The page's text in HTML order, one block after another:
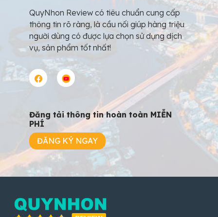
QuyNhon Review có tiêu chuẩn cung cấp
thông tin rõ ràng, là cầu nối giúp hàng triệu
người dùng có được lựa chọn sử dụng dịch
vụ, sản phẩm tốt nhất!
Đăng tải thông tin hoàn toàn MIỄN
PHÍ
ĐĂNG KÝ NGAY